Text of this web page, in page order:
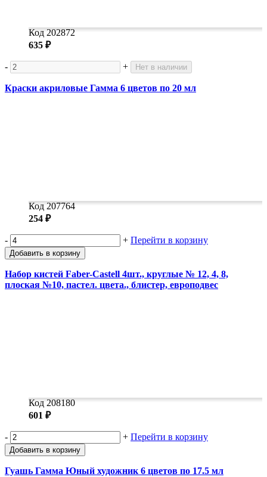
Код 202872
635 ₽
- + Нет в наличии
Краски акриловые Гамма 6 цветов по 20 мл
Код 207764
254 ₽
- + Перейти в корзину
Добавить в корзину
Набор кистей Faber-Castell 4шт., круглые № 12, 4, 8,
плоская №10, пастел. цвета., блистер, европодвес
Код 208180
601 ₽
- + Перейти в корзину
Добавить в корзину
Гуашь Гамма Юный художник 6 цветов по 17.5 мл